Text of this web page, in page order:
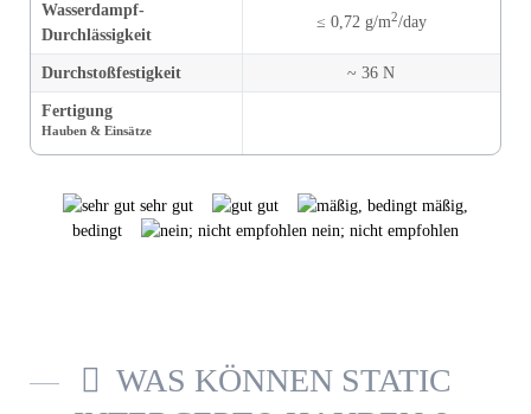
Wasserdampf-
Durchlässigkeit
≤ 0,72 g/m2/day
Durchstoß­festigkeit ~ 36 N
Fertigung
Hauben & Einsätze
sehr gut gut
mäßig,
bedingt
nein; nicht empfohlen
WAS KÖNNEN STATIC